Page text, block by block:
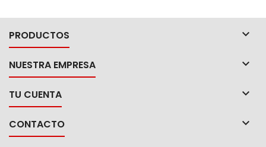
PRODUCTOS 
NUESTRA EMPRESA 
TU CUENTA 
CONTACTO 